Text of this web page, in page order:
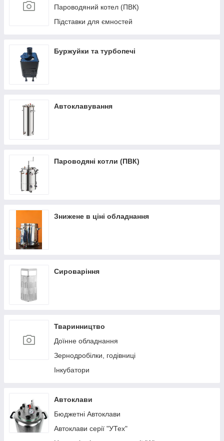
Пароводяний котел (ПВК)
Підставки для ємностей
Буржуйки та турбопечі
Автоклавування
Пароводяні котли (ПВК)
Знижене в ціні обладнання
Сироваріння
Тваринництво
Доїнне обладнання
Зернодробілки, годівниці
Інкубатори
Автоклави
Бюджетні Автоклави
Автоклави серії "УТех"